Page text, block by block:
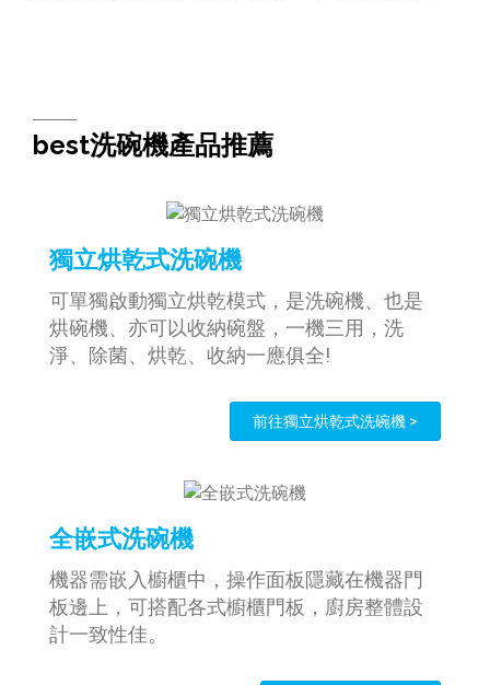
best洗碗機產品推薦
獨立烘乾式洗碗機
可單獨啟動獨立烘乾模式，是洗碗機、也是
烘碗機、亦可以收納碗盤，一機三用，洗
淨、除菌、烘乾、收納一應俱全!
前往獨立烘乾式洗碗機 >
全嵌式洗碗機
機器需嵌入櫥櫃中，操作面板隱藏在機器門
板邊上，可搭配各式櫥櫃門板，廚房整體設
計一致性佳。